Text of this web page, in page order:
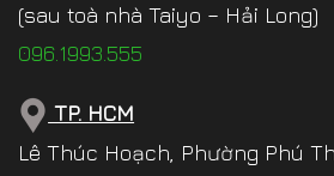
(sau toà nhà Taiyo – Hải Long)
096.1993.555
TP. HCM
Lê Thúc Hoạch, Phường Phú